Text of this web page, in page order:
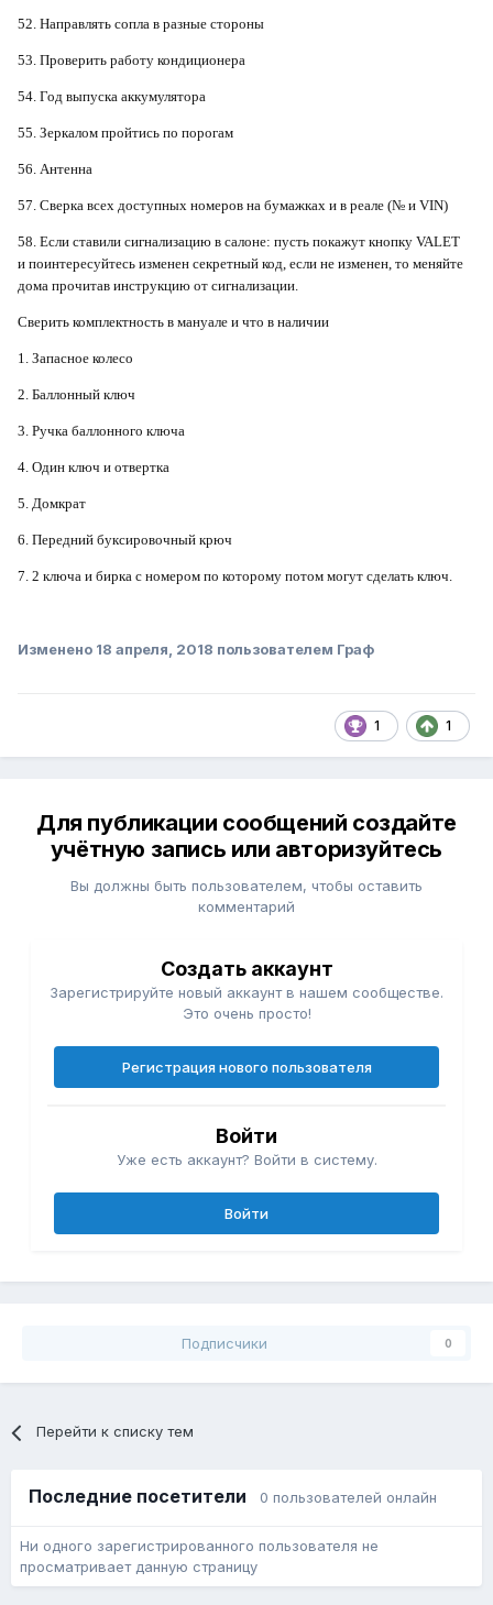
52. Направлять сопла в разные стороны
53. Проверить работу кондиционера
54. Год выпуска аккумулятора
55. Зеркалом пройтись по порогам
56. Антенна
57. Сверка всех доступных номеров на бумажках и в реале (№ и VIN)
58. Если ставили сигнализацию в салоне: пусть покажут кнопку VALET
и поинтересуйтесь изменен секретный код, если не изменен, то меняйте
дома прочитав инструкцию от сигнализации.
Сверить комплектность в мануале и что в наличии
1. Запасное колесо
2. Баллонный ключ
3. Ручка баллонного ключа
4. Один ключ и отвертка
5. Домкрат
6. Передний буксировочный крюч
7. 2 ключа и бирка с номером по которому потом могут сделать ключ.
Изменено 18 апреля, 2018 пользователем Граф
1 1
Для публикации сообщений создайте
учётную запись или авторизуйтесь
Вы должны быть пользователем, чтобы оставить
комментарий
Создать аккаунт
Зарегистрируйте новый аккаунт в нашем сообществе.
Это очень просто!
Регистрация нового пользователя
Войти
Уже есть аккаунт? Войти в систему.
Войти
Подписчики 0
Перейти к списку тем
Последние посетители 0 пользователей онлайн
Ни одного зарегистрированного пользователя не
просматривает данную страницу